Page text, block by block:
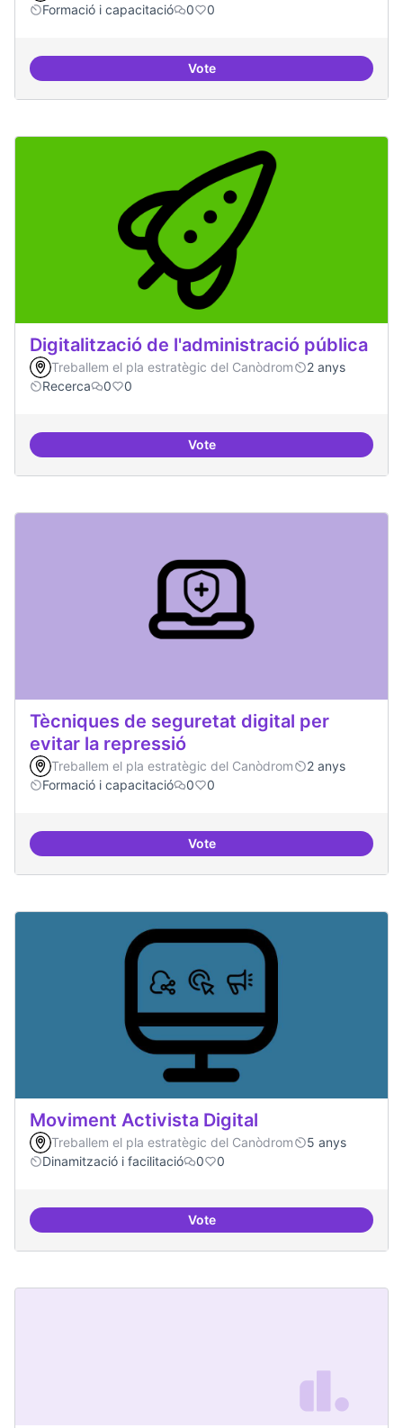
Formació i capacitació
0 0
VoteDefinició del currículum del
Digitalització de l'administració pública
Treballem el pla estratègic del Canòdrom
2 anys
Recerca
0 0
VoteDigitalització de l'administració
Tècniques de seguretat digital per
evitar la repressió
Treballem el pla estratègic del Canòdrom
2 anys
Formació i capacitació
0 0
VoteTècniques de seguretat digital
Moviment Activista Digital
Treballem el pla estratègic del Canòdrom
5 anys
Dinamització i facilitació
0 0
VoteMoviment Activista Digital